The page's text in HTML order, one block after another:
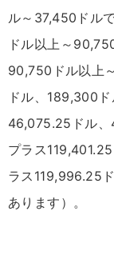
ル～37,450ドル
ドル以上～
90,750ドル以上
ドル、189,300
46,075.25ドル、
プラス
ラス119,996.25
あります）。